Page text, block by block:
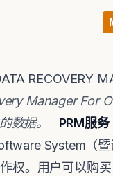
RECOVERY
Manager For
数据。 PRM服务
System（
权。用户可以购